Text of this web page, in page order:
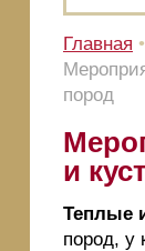
Главная •
пород
и
Теплые
пород, у